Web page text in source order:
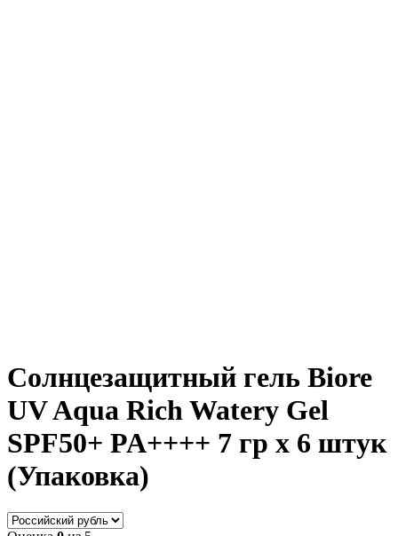
Солнцезащитный гель Biore
UV Aqua Rich Watery Gel
SPF50+ PA++++ 7 гр x 6 штук
(Упаковка)